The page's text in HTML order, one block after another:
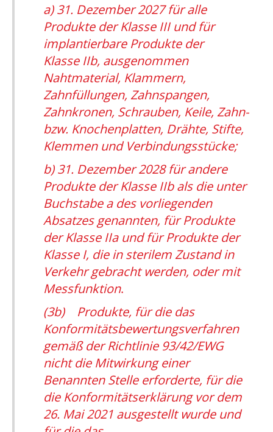
a) 31. Dezember 2027 für alle
Produkte der Klasse III und für
implantierbare Produkte der
Klasse IIb, ausgenommen
Nahtmaterial, Klammern,
Zahnfüllungen, Zahnspangen,
Zahnkronen, Schrauben, Keile, Zahn-
bzw. Knochenplatten, Drähte, Stifte,
Klemmen und Verbindungsstücke;
b) 31. Dezember 2028 für andere
Produkte der Klasse IIb als die unter
Buchstabe a des vorliegenden
Absatzes genannten, für Produkte
der Klasse IIa und für Produkte der
Klasse I, die in sterilem Zustand in
Verkehr gebracht werden, oder mit
Messfunktion.
(3b) Produkte, für die das
Konformitätsbewertungsverfahren
gemäß der Richtlinie 93/42/EWG
nicht die Mitwirkung einer
Benannten Stelle erforderte, für die
die Konformitätserklärung vor dem
26. Mai 2021 ausgestellt wurde und